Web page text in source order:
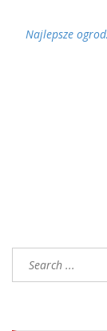
Najlepsze